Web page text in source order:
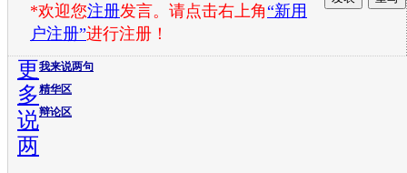
*欢迎您注册发言。请点击右上角“新用
户注册”进行注册！
我来说两句
精华区
辩论区
更
多
说
两